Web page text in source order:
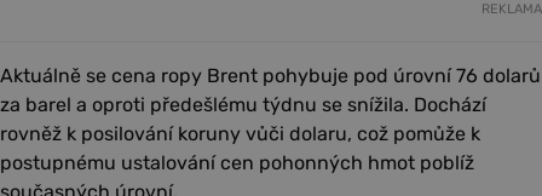
REKLAMA
Aktuálně se cena ropy Brent pohybuje pod úrovní 76 dolarů
za barel a oproti předešlému týdnu se snížila. Dochází
rovněž k posilování koruny vůči dolaru, což pomůže k
postupnému ustalování cen pohonných hmot poblíž